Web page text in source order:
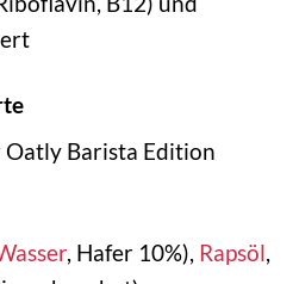
Barista Edition
, Hafer 10%), Rapsöl,